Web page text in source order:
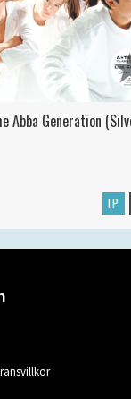
Abba Generation
LP